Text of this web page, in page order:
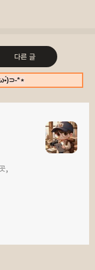
다른 글
*⋆
,
트위터